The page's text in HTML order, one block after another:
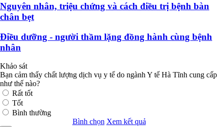
Nguyên nhân, triệu chứng và cách điều trị bệnh bàn
chân bẹt
Điều dưỡng - người thầm lặng đồng hành cùng bệnh
nhân
Khảo sát
Bạn cảm thấy chất lượng dịch vụ y tế do ngành Y tế Hà Tĩnh cung cấp
như thế nào?
Rất tốt
Tốt
Bình thường
Bình chọn Xem kết quả